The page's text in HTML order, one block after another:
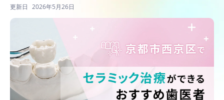
更新日 2026年5月26日